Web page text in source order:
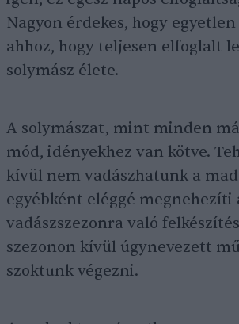
Nagyon érdekes, hogy
ahhoz, hogy teljesen elfoglalt
solymász élete.
A solymászat, mint minden
mód, idényekhez van kötve.
kívül nem vadászhatunk a
egyébként eléggé megnehezíti
vadászszezonra való
szezonon kívül úgynevezett
szoktunk végezni.